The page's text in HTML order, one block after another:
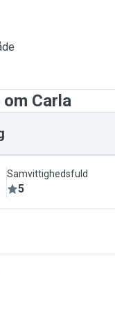
Carla
Samvittighedsfuld
5